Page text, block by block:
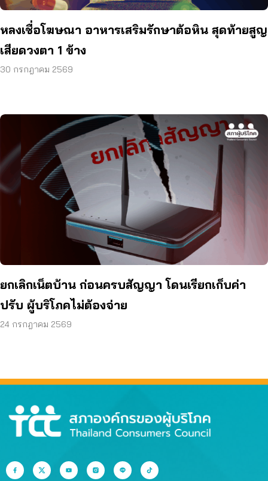
หลงเชื่อโฆษณา อาหารเสริมรักษาต้อหิน สุดท้ายสูญ
เสียดวงตา 1 ข้าง
30 กรกฎาคม 2569
ยกเลิกเน็ตบ้าน ก่อนครบสัญญา โดนเรียกเก็บค่า
ปรับ ผู้บริโภคไม่ต้องจ่าย
24 กรกฎาคม 2569